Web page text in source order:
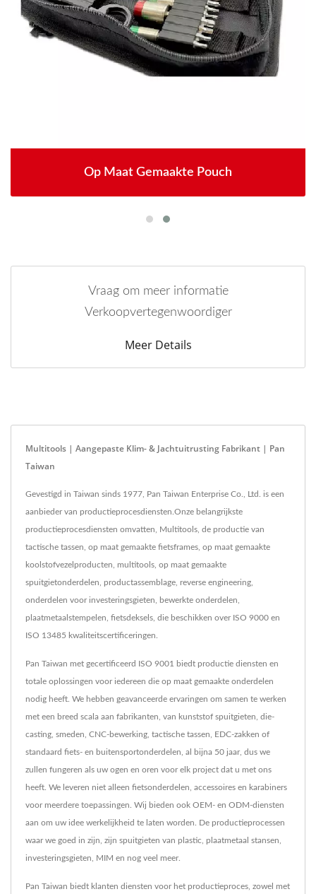
Op Maat Gemaakte Pouch
Vraag om meer informatie
Verkoopvertegenwoordiger
Meer Details
Multitools | Aangepaste Klim- & Jachtuitrusting Fabrikant | Pan
Taiwan
Gevestigd in Taiwan sinds 1977, Pan Taiwan Enterprise Co., Ltd. is een
aanbieder van productieprocesdiensten.Onze belangrijkste
productieprocesdiensten omvatten, Multitools, de productie van
tactische tassen, op maat gemaakte fietsframes, op maat gemaakte
koolstofvezelproducten, multitools, op maat gemaakte
spuitgietonderdelen, productassemblage, reverse engineering,
onderdelen voor investeringsgieten, bewerkte onderdelen,
plaatmetaalstempelen, fietsdeksels, die beschikken over ISO 9000 en
ISO 13485 kwaliteitscertificeringen.
Pan Taiwan met gecertificeerd ISO 9001 biedt productie diensten en
totale oplossingen voor iedereen die op maat gemaakte onderdelen
nodig heeft. We hebben geavanceerde ervaringen om samen te werken
met een breed scala aan fabrikanten, van kunststof spuitgieten, die-
casting, smeden, CNC-bewerking, tactische tassen, EDC-zakken of
standaard fiets- en buitensportonderdelen, al bijna 50 jaar, dus we
zullen fungeren als uw ogen en oren voor elk project dat u met ons
heeft. We leveren niet alleen fietsonderdelen, accessoires en karabiners
voor meerdere toepassingen. Wij bieden ook OEM- en ODM-diensten
aan om uw idee werkelijkheid te laten worden. De productieprocessen
waar we goed in zijn, zijn spuitgieten van plastic, plaatmetaal stansen,
investeringsgieten, MIM en nog veel meer.
Pan Taiwan biedt klanten diensten voor het productieproces, zowel met